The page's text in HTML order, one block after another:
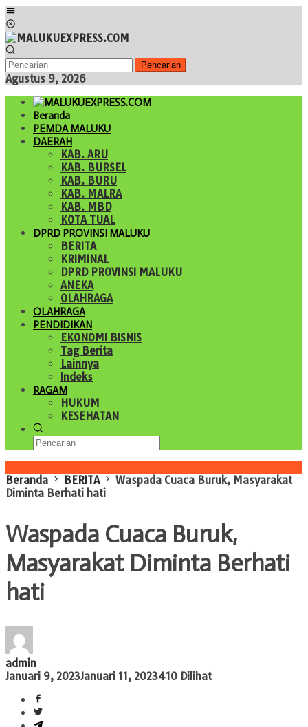
Loncat
ke
konten
Pencarian
Agustus 9, 2026
Beranda
PEMDA MALUKU
DAERAH
KAB. ARU
KAB. BURSEL
KAB. BURU
KAB. MALRA
KAB. MBD
KOTA TUAL
DPRD PROVINSI MALUKU
BERITA
KRIMINAL
DPRD PROVINSI MALUKU
ANEKA
OLAHRAGA
OLAHRAGA
PENDIDIKAN
EKONOMI BISNIS
Tag Berita
Lainnya
Indeks
RAGAM
HUKUM
KESEHATAN
Beranda
BERITA
Waspada Cuaca Buruk, Masyarakat
Diminta Berhati hati
Waspada Cuaca Buruk,
Masyarakat Diminta Berhati
hati
admin
Januari 9, 2023Januari 11, 2023410 Dilihat